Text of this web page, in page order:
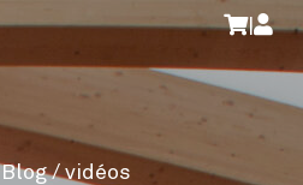
Blog / vidéos
|